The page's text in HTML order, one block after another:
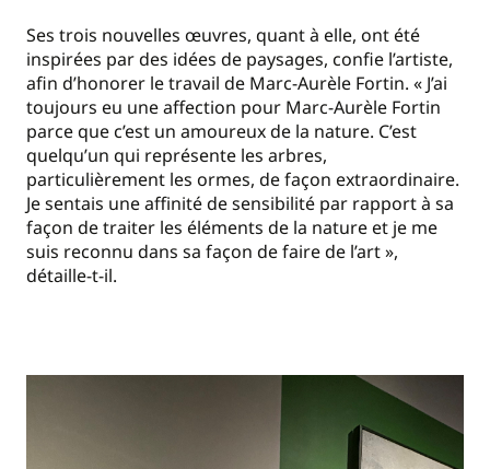
Ses trois nouvelles œuvres, quant à elle, ont été
inspirées par des idées de paysages, confie l’artiste,
afin d’honorer le travail de Marc-Aurèle Fortin. « J’ai
toujours eu une affection pour Marc-Aurèle Fortin
parce que c’est un amoureux de la nature. C’est
quelqu’un qui représente les arbres,
particulièrement les ormes, de façon extraordinaire.
Je sentais une affinité de sensibilité par rapport à sa
façon de traiter les éléments de la nature et je me
suis reconnu dans sa façon de faire de l’art »,
détaille-t-il.